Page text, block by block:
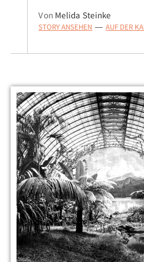
Von Melida Steinke
STORY ANSEHEN — AUF DER